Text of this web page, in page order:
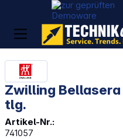
Zwilling
tlg.
Artikel-Nr.:
741057